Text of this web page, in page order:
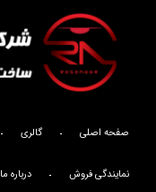
صفحه اصلی گالری
نمایندگی فروش درباره ما
صفحه اصلی
گالری